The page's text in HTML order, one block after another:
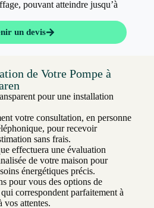
pouvant atteindre jusqu’à
un devis
de Votre Pompe à
pour une installation
votre consultation, en personne
pour recevoir
sans frais.
effectuera une évaluation
de votre maison pour
énergétiques précis.
pour vous des options de
correspondent parfaitement à
vos attentes.